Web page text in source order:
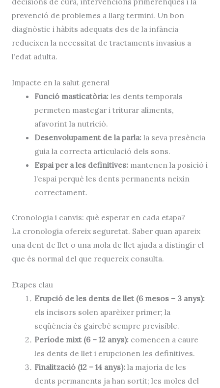
prevenció de problemes a llarg termini. Un bon
diagnòstic i hàbits adequats des de la infància
redueixen la necessitat de tractaments invasius a
l’edat adulta.
Impacte en la salut general
Funció masticatòria: les dents temporals
permeten mastegar i triturar aliments,
afavorint la nutrició.
Desenvolupament de la parla: la seva presència
guia la correcta articulació dels sons.
Espai per a les definitives: mantenen la posició i
l’espai perquè les dents permanents neixin
correctament.
Cronologia i canvis: què esperar en cada etapa?
La cronologia ofereix seguretat. Saber quan apareix
una dent de lleto una mola de lletajuda a distingir el
que és normal del que requereix consulta.
Etapes clau
Erupció de les dents de llet (6 mesos – 3 anys):
els incisors solen aparèixer primer; la
seqüència és gairebé sempre previsible.
Període mixt (6 – 12 anys): comencen a caure
les dents de llet i erupcionen les definitives.
Finalització (12 – 14 anys): la majoria de les
dents permanents ja han sortit; les moles del